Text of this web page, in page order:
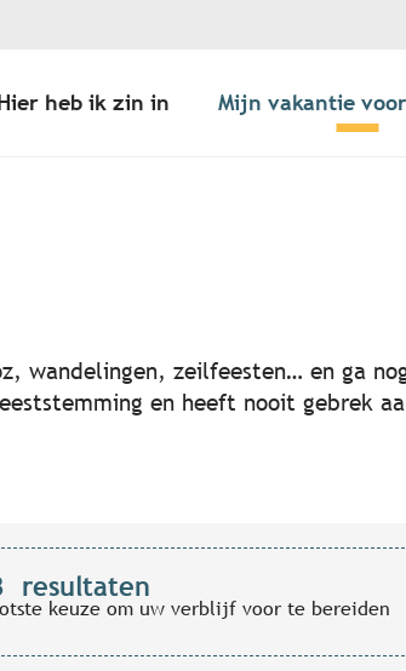
heb ik zin in Mijn vakantie
aux
wandelingen, zeilfeesten… en ga
en heeft nooit gebrek
resultaten
keuze om uw verblijf voor te bereiden